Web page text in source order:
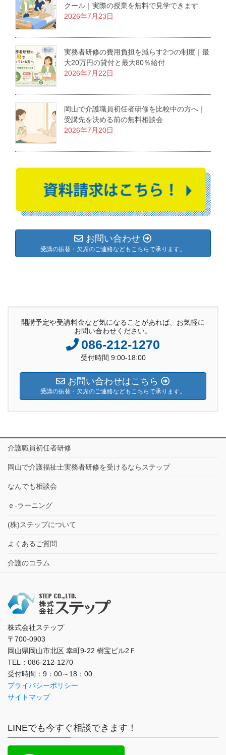
クール｜実際の授業を無料で見学できます
2026年7月23日
実務者研修の費用負担を減らす2つの制度｜最
大20万円の貸付と最大80％給付
2026年7月22日
岡山で介護職員初任者研修を比較中の方へ｜
受講先を決める前の無料相談会
2026年7月20日
お問い合わせ
受講の振替・欠席のご連絡などもこちらで承ります。
開講予定や受講料金など気になることがあれば、お気軽に
お問い合わせください。
086-212-1270
受付時間 9:00-18:00
お問い合わせはこちら
受講の振替・欠席のご連絡などもこちらで承ります。
介護職員初任者研修
岡山で介護福祉士実務者研修を受けるならステップ
なんでも相談会
ｅ-ラーニング
(株)ステップについて
よくあるご質問
介護のコラム
株式会社ステップ
〒700-0903
岡山県岡山市北区 幸町9-22 樹宝ビル2Ｆ
TEL：086-212-1270
受付時間：9：00～18：00
プライバシーポリシー
サイトマップ
LINEでも今すぐ相談できます！